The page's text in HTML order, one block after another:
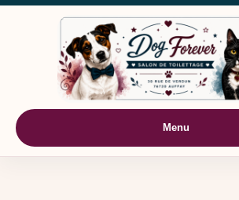
Aller au contenu
Menu